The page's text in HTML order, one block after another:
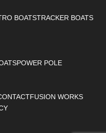
BOATSTRACKER BOATS
POWER POLE
FUSION WORKS